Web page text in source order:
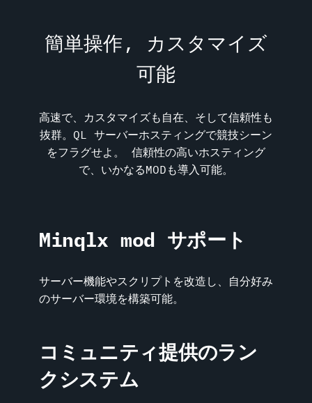
簡単操作, カスタマイズ
可能
高速で、カスタマイズも自在、そして信頼性も
抜群。QL サーバーホスティングで競技シーン
をフラグせよ。 信頼性の高いホスティング
で、いかなるMODも導入可能。
Minqlx mod サポート
サーバー機能やスクリプトを改造し、自分好み
のサーバー環境を構築可能。
コミュニティ提供のラン
クシステム